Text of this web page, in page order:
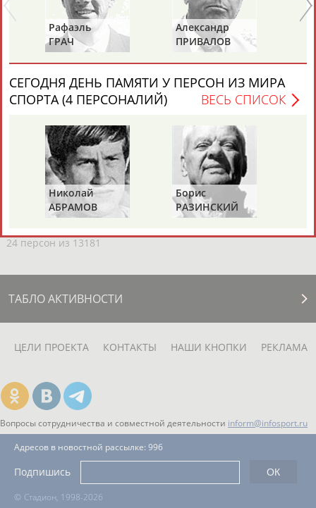
Рамазан
Тагир
Камиль
Загалав
Камалудин
АБДУЛДАУДОВ
Абдула
АБДУЛЖАЛИЛОВ
Магомед
АБДУЛКАГИРОВ
Назир
АБДУЛЛАЕВ
24 персон из 13181
ЕЩЁ ПЕРСОНЫ
ТАБЛО АКТИВНОСТИ
ЦЕЛИ ПРОЕКТА КОНТАКТЫ НАШИ КНОПКИ РЕКЛАМА
Вопросы сотрудничества и совместной деятельности inform@infosport.ru
© Стадион, 1998-2026
Адресов в новостной рассылке: 996
Подпишись
Рафаэль
ГРАЧ
Александр
ПРИВАЛОВ
СЕГОДНЯ ДЕНЬ ПАМЯТИ У ПЕРСОН ИЗ МИРА
СПОРТА (4 ПЕРСОНАЛИЙ)
ВЕСЬ СПИСОК
Николай
АБРАМОВ
Борис
РАЗИНСКИЙ